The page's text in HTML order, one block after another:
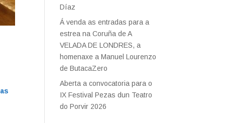
Díaz
Á venda as entradas para a
estrea na Coruña de A
VELADA DE LONDRES, a
homenaxe a Manuel Lourenzo
de ButacaZero
Aberta a convocatoria para o
IX Festival Pezas dun Teatro
do Porvir 2026